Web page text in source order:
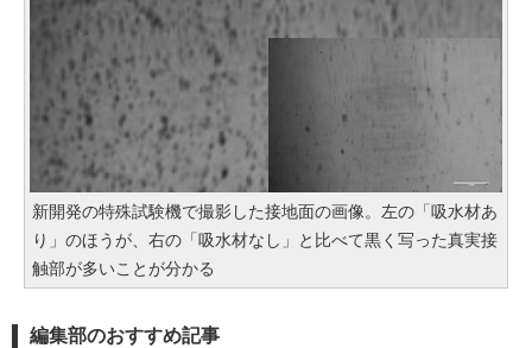
新開発の特殊試験機で撮影した接地面の画像。左の「吸水材あ
り」のほうが、右の「吸水材なし」と比べて黒く写った真実接
触部が多いことが分かる
編集部のおすすめ記事